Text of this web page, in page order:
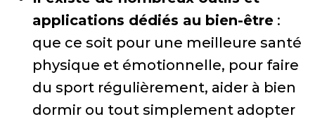
applications dédiés au bien-être :
que ce soit pour une meilleure santé
physique et émotionnelle, pour faire
du sport régulièrement, aider à bien
dormir ou tout simplement adopter